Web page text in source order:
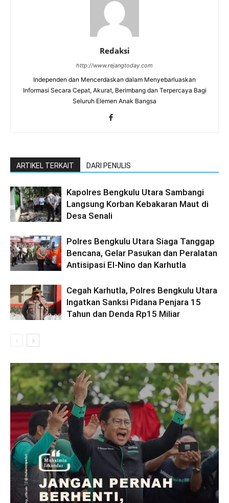
Redaksi
http://www.rejangtoday.com
Independen dan Mencerdaskan dalam Menyebarluaskan
Informasi Secara Cepat, Akurat, Berimbang dan Terpercaya Bagi
Seluruh Elemen Anak Bangsa
ARTIKEL TERKAIT DARI PENULIS
Kapolres Bengkulu Utara Sambangi
Langsung Korban Kebakaran Maut di
Desa Senali
Polres Bengkulu Utara Siaga Tanggap
Bencana, Gelar Pasukan dan Peralatan
Antisipasi El-Nino dan Karhutla
Cegah Karhutla, Polres Bengkulu Utara
Ingatkan Sanksi Pidana Penjara 15
Tahun dan Denda Rp15 Miliar